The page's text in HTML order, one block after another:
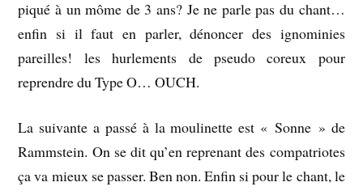
piqué à un môme de 3 ans? Je ne parle pas du chant…
enfin si il faut en parler, dénoncer des ignominies
pareilles! les hurlements de pseudo coreux pour
reprendre du Type O… OUCH.
La suivante a passé à la moulinette est « Sonne » de
Rammstein. On se dit qu’en reprenant des compatriotes
ça va mieux se passer. Ben non. Enfin si pour le chant, le